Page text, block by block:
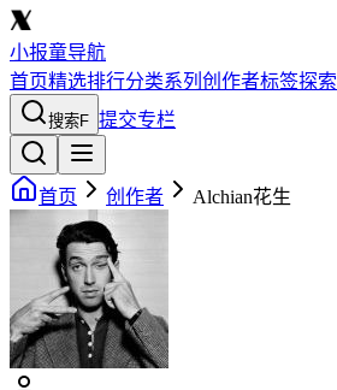
小报童导航
首页精选排行分类系列 创作者标签探索
搜索F 提交专栏
首页 创作者 Alchian花生